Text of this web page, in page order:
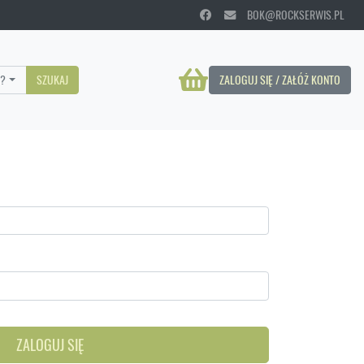
BOK@ROCKSERWIS.PL
ZALOGUJ SIĘ / ZAŁÓŻ KONTO
SZUKAJ
ZALOGUJ SIĘ